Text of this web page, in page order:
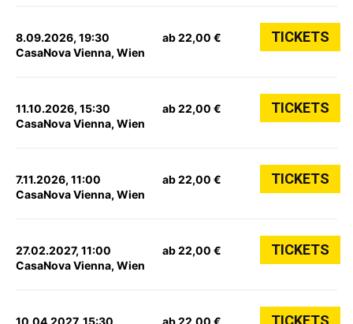
8.09.2026, 19:30
CasaNova Vienna, Wien
ab 22,00 € TICKETS
11.10.2026, 15:30
CasaNova Vienna, Wien
ab 22,00 € TICKETS
7.11.2026, 11:00
CasaNova Vienna, Wien
ab 22,00 € TICKETS
27.02.2027, 11:00
CasaNova Vienna, Wien
ab 22,00 € TICKETS
10.04.2027, 15:30
ab 22,00 € TICKETS